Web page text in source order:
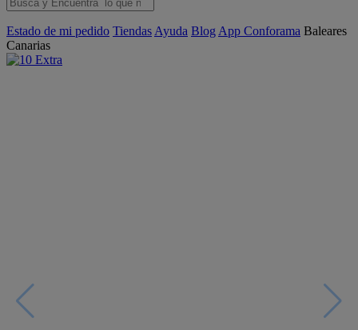
Estado de mi pedido Tiendas Ayuda Blog App Conforama Baleares
Canarias